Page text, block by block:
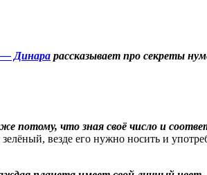
— Динара рассказывает про секреты
потому, что зная своё число и
везде его нужно носить и